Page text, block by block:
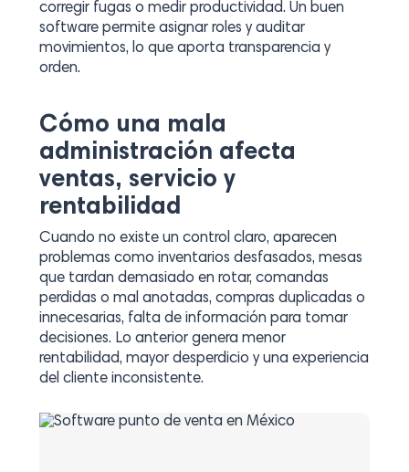
corregir fugas o medir productividad. Un buen
software permite asignar roles y auditar
movimientos, lo que aporta transparencia y
orden.
Cómo una mala
administración afecta
ventas, servicio y
rentabilidad
Cuando no existe un control claro, aparecen
problemas como inventarios desfasados, mesas
que tardan demasiado en rotar, comandas
perdidas o mal anotadas, compras duplicadas o
innecesarias, falta de información para tomar
decisiones. Lo anterior genera menor
rentabilidad, mayor desperdicio y una experiencia
del cliente inconsistente.